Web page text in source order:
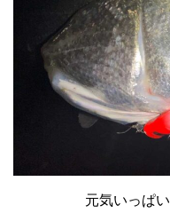
元気いっぱ